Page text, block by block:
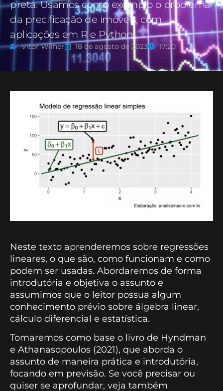
preta. Usamos como exemplo o problema
da precificação de imóveis, com
aplicações em R e Python.
Vitor Wilher 18 de agosto de 2023 17:20
Neste texto aprenderemos sobre regressões
lineares, o que são, como funcionam e como
podem ser usadas. Abordaremos de forma
introdutória e objetiva o assunto e
assumimos que o leitor possua algum
conhecimento prévio sobre álgebra linear,
cálculo diferencial e estatística.
Tomaremos como base o livro de Hyndman
e Athanasopoulos (2021), que aborda o
assunto de maneira prática e introdutória,
focando em previsão. Se você precisar ou
quiser se aprofundar, veja também